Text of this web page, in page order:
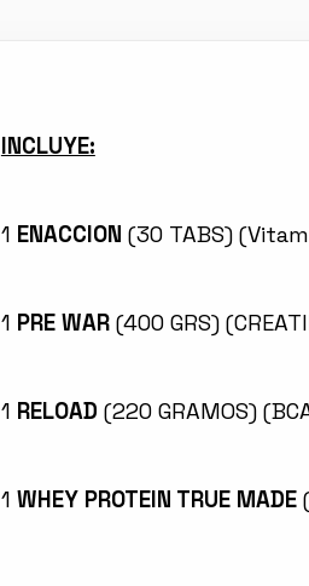
INCLUYE:
1 ENACCION (30 TABS)
1 PRE WAR(400 GRS)
1 RELOAD (220 GRAMOS)
1 WHEY PROTEIN TRUE MADE